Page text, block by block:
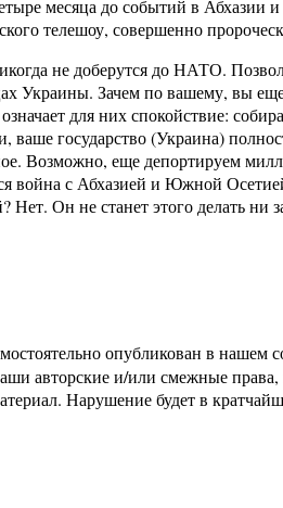
месяца до событий в
телешоу, совершенно
не доберутся до НАТО.
Украины. Зачем по вашему, вы
для них спокойствие:
ваше государство (Украина)
Возможно, еще депортируем
война с Абхазией и Южной
Нет. Он не станет этого делать
опубликован в нашем
авторские и/или смежные
Нарушение будет в